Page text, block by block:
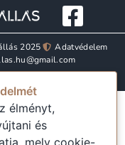
2025
Adatvédelem
élményt,
és